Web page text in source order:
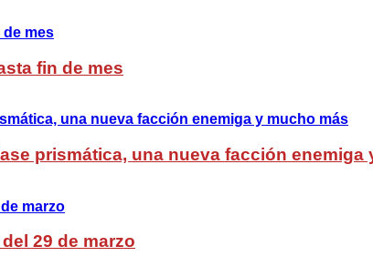
fin de mes
prismática, una nueva facción enemiga
29 de marzo